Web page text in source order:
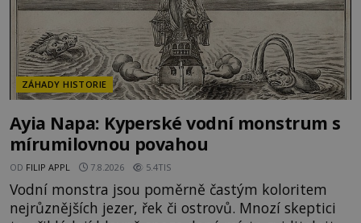
ZÁHADY HISTORIE
Ayia Napa: Kyperské vodní monstrum s
mírumilovnou povahou
OD FILIP APPL 7.8.2026 5.4TIS
Vodní monstra jsou poměrně častým koloritem
nejrůznějších jezer, řek či ostrovů. Mnozí skeptici